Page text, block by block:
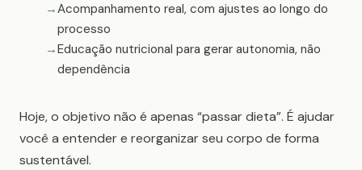
Acompanhamento real, com ajustes ao longo do
processo
Educação nutricional para gerar autonomia, não
dependência
Hoje, o objetivo não é apenas “passar dieta”. É ajudar
você a entender e reorganizar seu corpo de forma
sustentável.